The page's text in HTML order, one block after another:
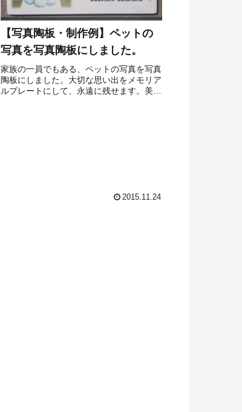
【写真陶板・制作例】ペットの
写真を写真陶板にしました。
家族の一員でもある、ペットの写真を写真
陶板にしました。大切な思い出をメモリア
ルプレートにして、永遠に残せます。美し
2015.11.24